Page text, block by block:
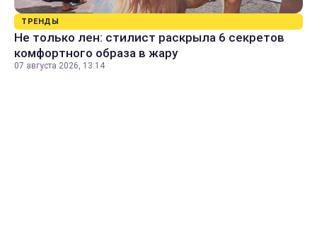
ТРЕНДЫ
Не только лен: стилист раскрыла 6 секретов
комфортного образа в жару
07 августа 2026, 13:14